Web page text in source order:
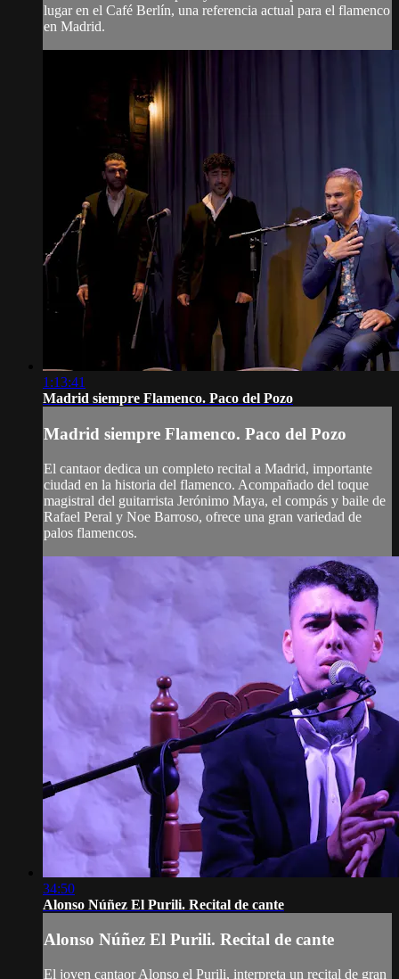
lugar en el Café Berlín, una referencia actual para el flamenco
en Madrid.
1:13:41
Madrid siempre Flamenco. Paco del Pozo
Madrid siempre Flamenco. Paco del Pozo
El cantaor dedica un completo recital a Madrid, importante
ciudad en la historia del flamenco. Acompañado del toque
magistral del guitarrista Jerónimo Maya, el compás y baile de
Rafael Peral y Noe Barroso, ofrece una gran variedad de
palos flamencos.
34:50
Alonso Núñez El Purili. Recital de cante
Alonso Núñez El Purili. Recital de cante
El joven cantaor Alonso el Purili, interpreta un recital de gran